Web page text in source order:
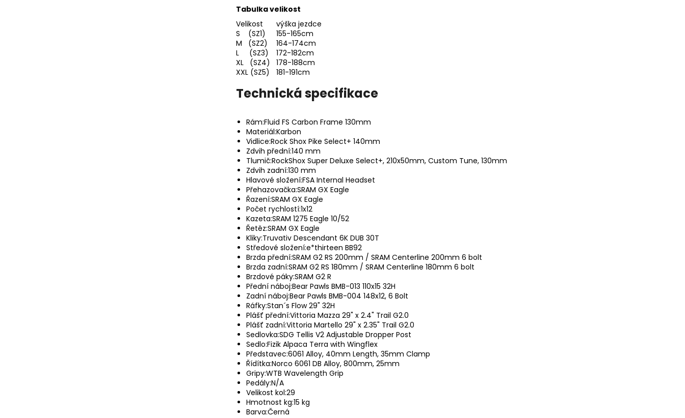
Tabulka velikost
Velikost
výška jezdce
S (SZ1)
155-165cm
M (SZ2)
164-174cm
L (SZ3)
172-182cm
XL (SZ4) 178-188cm
XXL (SZ5) 181-191cm
Technická specifikace
Rám:Fluid FS Carbon Frame 130mm
Materiál:Karbon
Vidlice:Rock Shox Pike Select+ 140mm
Zdvih přední:140 mm
Tlumič:RockShox Super Deluxe Select+, 210x50mm, Custom Tune, 130mm
Zdvih zadní:130 mm
Hlavové složení:FSA Internal Headset
Přehazovačka:SRAM GX Eagle
Řazení:SRAM GX Eagle
Počet rychlostí:1x12
Kazeta:SRAM 1275 Eagle 10/52
Řetěz:SRAM GX Eagle
Kliky:Truvativ Descendant 6K DUB 30T
Středové složení:e*thirteen BB92
Brzda přední:SRAM G2 RS 200mm / SRAM Centerline 200mm 6 bolt
Brzda zadní:SRAM G2 RS 180mm / SRAM Centerline 180mm 6 bolt
Brzdové páky:SRAM G2 R
Přední náboj:Bear Pawls BMB-013 110x15 32H
Zadní náboj:Bear Pawls BMB-004 148x12, 6 Bolt
Ráfky:Stan´s Flow 29" 32H
Plášť přední:Vittoria Mazza 29" x 2.4" Trail G2.0
Plášť zadní:Vittoria Martello 29" x 2.35" Trail G2.0
Sedlovka:SDG Tellis V2 Adjustable Dropper Post
Sedlo:Fizik Alpaca Terra with Wingflex
Představec:6061 Alloy, 40mm Length, 35mm Clamp
Řídítka:Norco 6061 DB Alloy, 800mm, 25mm
Gripy:WTB Wavelength Grip
Pedály:N/A
Velikost kol:29
Hmotnost kg:15 kg
Barva:Černá